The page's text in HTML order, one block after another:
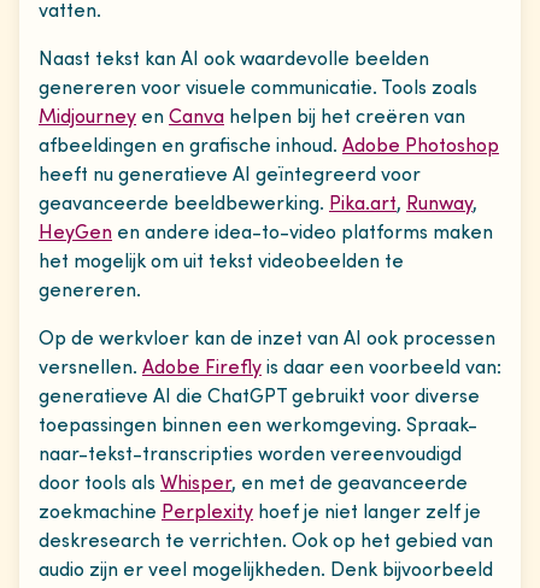
vatten.
Naast tekst kan AI ook waardevolle beelden
genereren voor visuele communicatie. Tools zoals
Midjourney en Canva helpen bij het creëren van
afbeeldingen en grafische inhoud. Adobe Photoshop
heeft nu generatieve AI geïntegreerd voor
geavanceerde beeldbewerking. Pika.art, Runway,
HeyGen en andere idea-to-video platforms maken
het mogelijk om uit tekst videobeelden te
genereren.
Op de werkvloer kan de inzet van AI ook processen
versnellen. Adobe Firefly is daar een voorbeeld van:
generatieve AI die ChatGPT gebruikt voor diverse
toepassingen binnen een werkomgeving. Spraak-
naar-tekst-transcripties worden vereenvoudigd
door tools als Whisper, en met de geavanceerde
zoekmachine Perplexity hoef je niet langer zelf je
deskresearch te verrichten. Ook op het gebied van
audio zijn er veel mogelijkheden. Denk bijvoorbeeld